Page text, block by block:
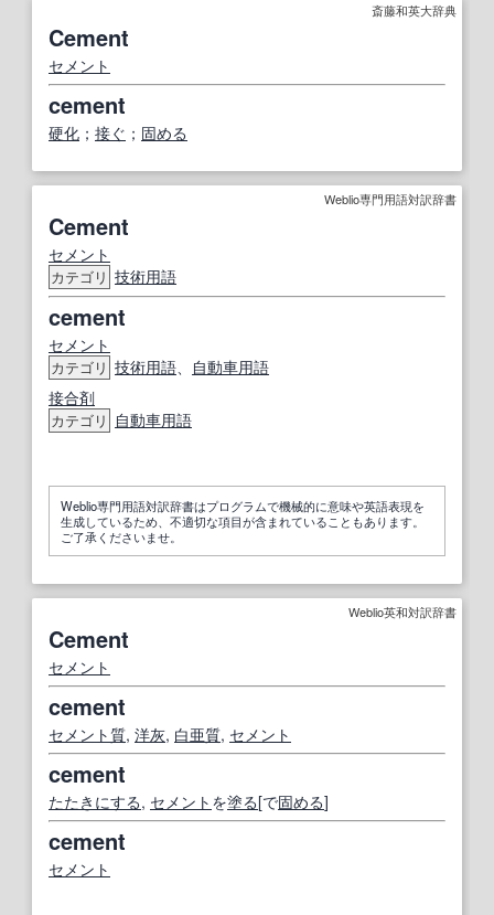
斎藤和英大辞典
Cement
セメント
cement
硬化 ； 接ぐ ； 固める
Weblio専門用語対訳辞書
Cement
セメント
カテゴリ 技術用語
cement
セメント
カテゴリ 技術用語、 自動車用語
接合剤
カテゴリ 自動車用語
Weblio専門用語対訳辞書はプログラムで機械的に意味や英語表現を
生成しているため、不適切な項目が含まれていることもあります。
ご了承くださいませ。
Weblio英和対訳辞書
Cement
セメント
cement
セメント質, 洋灰, 白亜質, セメント
cement
たたき にする, セメント を塗る[で固める]
cement
セメント